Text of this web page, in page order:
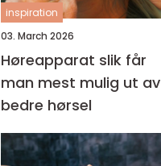
inspiration
03. March 2026
Høreapparat slik får
man mest mulig ut av
bedre hørsel